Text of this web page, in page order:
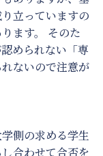
立っていますの
ます。 そのた
められない「専
ないので注意が
側の求める学生
合わせて合否を